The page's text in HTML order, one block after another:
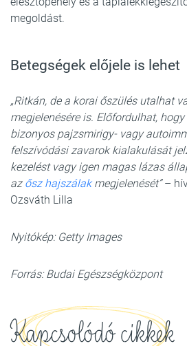
megoldást.
Betegségek előjele is lehet
„Ritkán, de a korai őszülés utalhat
megjelenésére is. Előfordulhat,
bizonyos pajzsmirigy- vagy
felszívódási zavarok kialakulását
kezelést vagy igen magas lázas
az ősz hajszálakmegjelenését”–
Ozsváth Lilla
Nyitókép: Getty Images
Forrás: Budai Egészségközpont
Kapcsolódó cikkek